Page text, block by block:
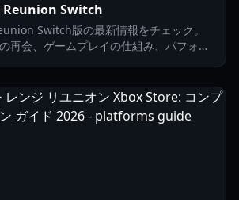
Switch
Switch版の最新情報をチェック。
再会、ゲームプレイの仕組み、パフォー